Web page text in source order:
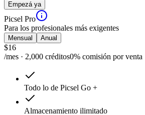
Empezá ya
Picsel Pro
Para los profesionales más exigentes
Mensual Anual
$16
/mes · 2,000 créditos0% comisión por venta
Todo lo de Picsel Go +
Almacenamiento ilimitado